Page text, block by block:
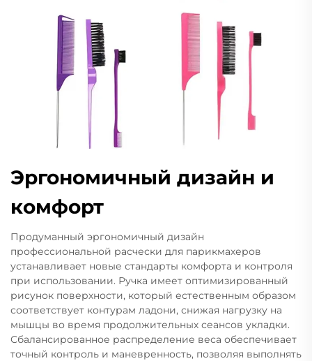
Эргономичный дизайн и
комфорт
Продуманный эргономичный дизайн
профессиональной расчески для парикмахеров
устанавливает новые стандарты комфорта и контроля
при использовании. Ручка имеет оптимизированный
рисунок поверхности, который естественным образом
соответствует контурам ладони, снижая нагрузку на
мышцы во время продолжительных сеансов укладки.
Сбалансированное распределение веса обеспечивает
точный контроль и маневренность, позволяя выполнять